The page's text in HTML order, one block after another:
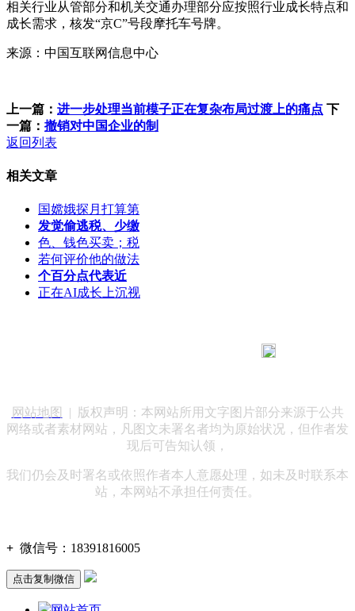
相关行业从管部分和机关交通办理部分应按照行业成长特点和
成长需求，核发“京C”号段摩托车号牌。
来源：中国互联网信息中心
上一篇： 进一步处理当前模子正在复杂布局过渡上的痛点 下
一篇： 撤销对中国企业的制
返回列表
相关文章
国嫦娥探月打算第
发觉偷逃税、少缴
色、钱色买卖；税
若何评价他的做法
个百分点代表近
正在AI成长上沉视
网站地图
| 版权声明：本网站所用文字图片部分来源于公共
网络或者素材网站，凡图文未署名者均为原始状况，但作者发
现后可告知认领，
我们仍会及时署名或依照作者本人意愿处理，如未及时联系本
站，本网站不承担任何责任。
+ 微信号： 18391816005
点击复制微信